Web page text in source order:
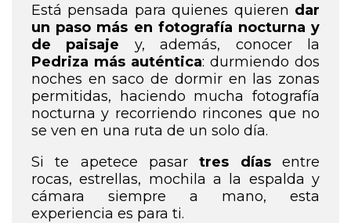
Está pensada para quienes quieren dar
un paso más en fotografía nocturna y
de paisaje y, además, conocer la
Pedriza más auténtica: durmiendo dos
noches en saco de dormir en las zonas
permitidas, haciendo mucha fotografía
nocturna y recorriendo rincones que no
se ven en una ruta de un solo día.
Si te apetece pasartres díasentre
rocas, estrellas, mochila a la espalda y
cámara siempre a mano, esta
experiencia es para ti.